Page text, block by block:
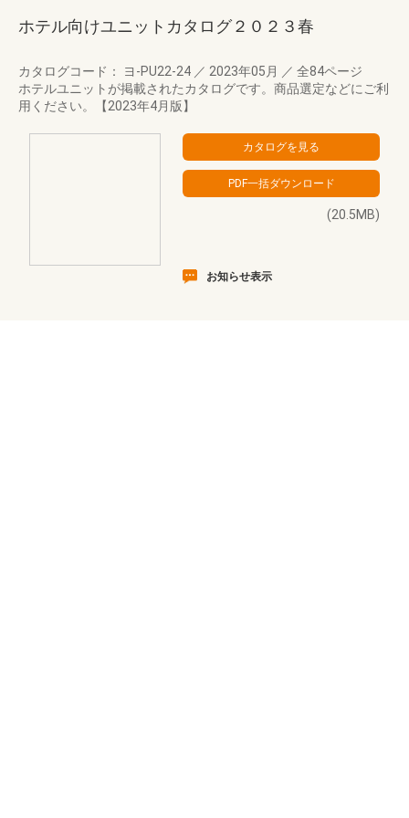
ホテル向けユニットカタログ２０２３春
カタログコード： ヨ-PU22-24 ／ 2023年05月 ／ 全84ページ
ホテルユニットが掲載されたカタログです。商品選定などにご利
用ください。【2023年4月版】
(20.5MB)
お知らせ表示